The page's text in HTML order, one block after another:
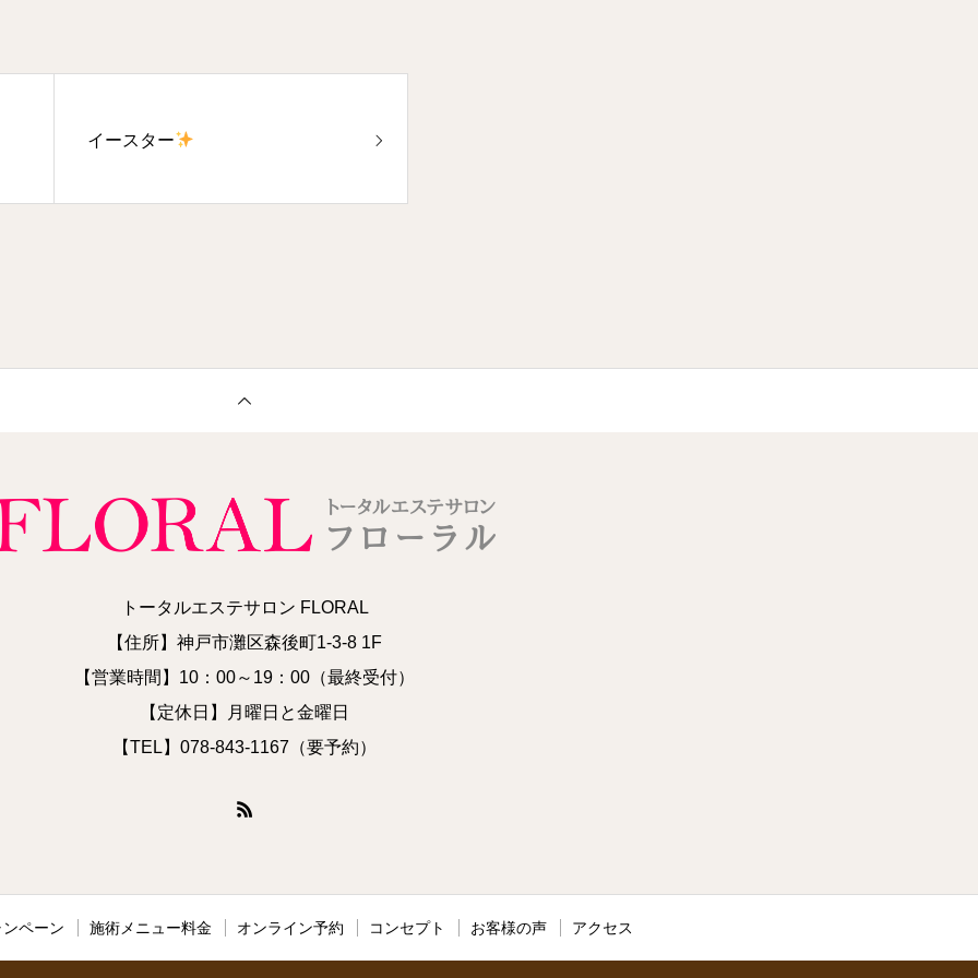
イースター
トータルエステサロン FLORAL
【住所】神戸市灘区森後町1-3-8 1F
【営業時間】10：00～19：00（最終受付）
【定休日】月曜日と金曜日
【TEL】078-843-1167（要予約）
ペーン 施術メニュー料金 オンライン予約 コンセプト お客様の声 アクセス